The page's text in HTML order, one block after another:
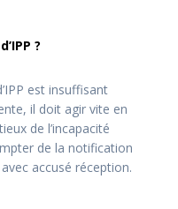
?
est insuffisant
il doit agir vite en
de l’incapacité
de la notification
accusé réception.